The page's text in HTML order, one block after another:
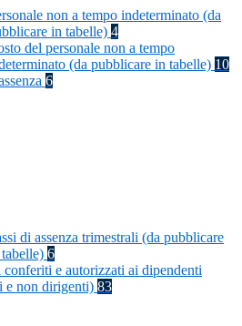
non a tempo indeterminato (da
in tabelle) 4
del personale non a tempo
(da pubblicare in tabelle) 10
6
di assenza trimestrali (da pubblicare
6
e autorizzati ai dipendenti
e non dirigenti) 83